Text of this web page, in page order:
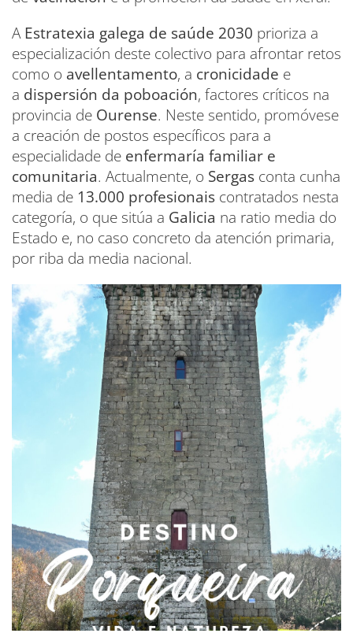
AEstratexia galega de saúde 2030 prioriza a
especialización deste colectivo para afrontar retos
como o avellentamento, a cronicidade e
a dispersión da poboación, factores críticos na
provincia de Ourense. Neste sentido, promóvese
a creación de postos específicos para a
especialidade de enfermaría familiar e
comunitaria. Actualmente, o Sergas conta cunha
media de 13.000 profesionais contratados nesta
categoría, o que sitúa a Galicia na ratio media do
Estado e, no caso concreto da atención primaria,
por riba da media nacional.